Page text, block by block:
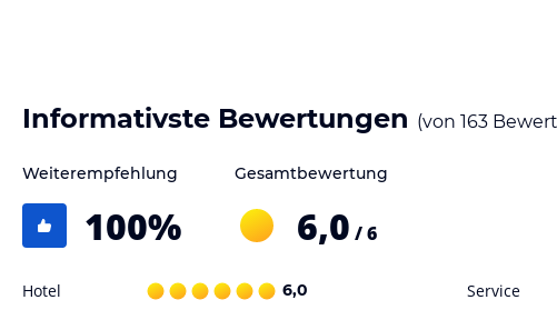
Informativste Bewertungen (von 163
Weiterempfehlung
100%
Gesamtbewertung
6,0 / 6
Hotel 6,0 Service